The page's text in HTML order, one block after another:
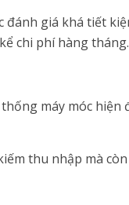
đánh giá khá tiết
chi phí hàng tháng.
máy móc
thu nhập mà